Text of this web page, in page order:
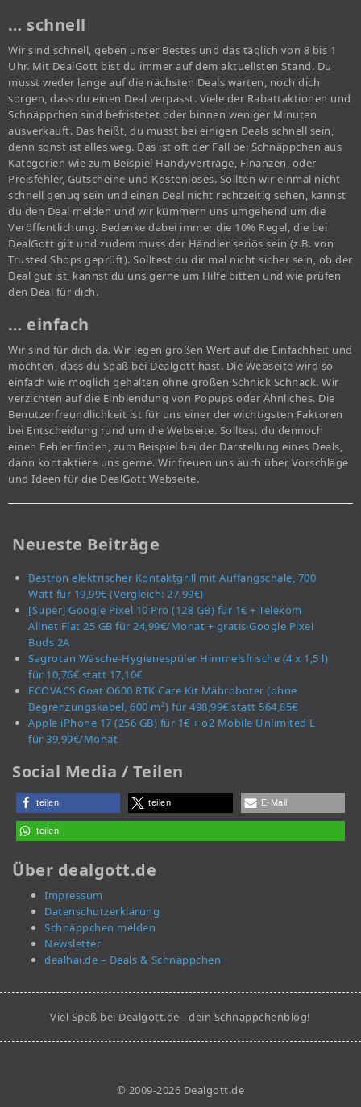
… schnell
Wir sind schnell, geben unser Bestes und das täglich von 8 bis 1
Uhr. Mit DealGott bist du immer auf dem aktuellsten Stand. Du
musst weder lange auf die nächsten Deals warten, noch dich
sorgen, dass du einen Deal verpasst. Viele der Rabattaktionen und
Schnäppchen sind befristetet oder binnen weniger Minuten
ausverkauft. Das heißt, du musst bei einigen Deals schnell sein,
denn sonst ist alles weg. Das ist oft der Fall bei Schnäppchen aus
Kategorien wie zum Beispiel Handyverträge, Finanzen, oder
Preisfehler, Gutscheine und Kostenloses. Sollten wir einmal nicht
schnell genug sein und einen Deal nicht rechtzeitig sehen, kannst
du den Deal melden und wir kümmern uns umgehend um die
Veröffentlichung. Bedenke dabei immer die 10% Regel, die bei
DealGott gilt und zudem muss der Händler seriös sein (z.B. von
Trusted Shops geprüft). Solltest du dir mal nicht sicher sein, ob der
Deal gut ist, kannst du uns gerne um Hilfe bitten und wie prüfen
den Deal für dich.
… einfach
Wir sind für dich da. Wir legen großen Wert auf die Einfachheit und
möchten, dass du Spaß bei Dealgott hast. Die Webseite wird so
einfach wie möglich gehalten ohne großen Schnick Schnack. Wir
verzichten auf die Einblendung von Popups oder Ähnliches. Die
Benutzerfreundlichkeit ist für uns einer der wichtigsten Faktoren
bei Entscheidung rund um die Webseite. Solltest du dennoch
einen Fehler finden, zum Beispiel bei der Darstellung eines Deals,
dann kontaktiere uns gerne. Wir freuen uns auch über Vorschläge
und Ideen für die DealGott Webseite.
Neueste Beiträge
Bestron elektrischer Kontaktgrill mit Auffangschale, 700
Watt für 19,99€ (Vergleich: 27,99€)
[Super] Google Pixel 10 Pro (128 GB) für 1€ + Telekom
Allnet Flat 25 GB für 24,99€/Monat + gratis Google Pixel
Buds 2A
Sagrotan Wäsche-Hygienespüler Himmelsfrische (4 x 1,5 l)
für 10,76€ statt 17,10€
ECOVACS Goat O600 RTK Care Kit Mähroboter (ohne
Begrenzungskabel, 600 m²) für 498,99€ statt 564,85€
Apple iPhone 17 (256 GB) für 1€ + o2 Mobile Unlimited L
für 39,99€/Monat
Social Media / Teilen
teilen teilen E-Mail
teilen
Über dealgott.de
Impressum
Datenschutzerklärung
Schnäppchen melden
Newsletter
dealhai.de – Deals & Schnäppchen
Viel Spaß bei Dealgott.de - dein Schnäppchenblog!
© 2009-2026 Dealgott.de